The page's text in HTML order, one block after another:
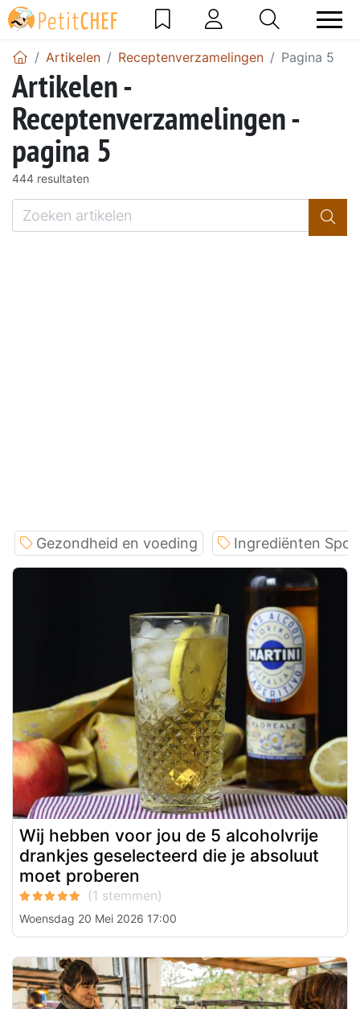
Artikelen Receptenverzamelingen Pagina 5
Artikelen -
Receptenverzamelingen -
pagina 5
444 resultaten
Gezondheid en voeding Ingrediënten
Wij hebben voor jou de 5 alcoholvrije
drankjes geselecteerd die je absoluut
moet proberen
Woensdag 20 Mei 2026 17:00